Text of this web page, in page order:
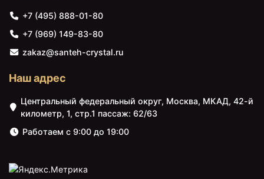
Пенал Vincea Mia VSC-
2M170GW-R подвесной
+7 (495) 888-01-80
+7 (969) 149-83-80
zakaz@santeh-crystal.ru
Наш адрес
Центральный федеральный округ, Москва, МКАД, 42-й
километр, 1, стр.1 пассаж: 62/63
Работаем с 9:00 до 19:00